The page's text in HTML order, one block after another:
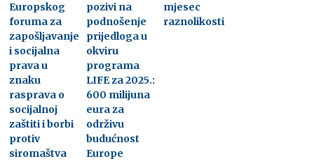
Europskog
foruma za
zapošljavanje
i socijalna
prava u
znaku
rasprava o
socijalnoj
zaštiti i borbi
protiv
siromaštva
pozivi na
podnošenje
prijedloga u
okviru
programa
LIFE za 2025.:
600 milijuna
eura za
održivu
budućnost
Europe
mjesec
raznolikosti